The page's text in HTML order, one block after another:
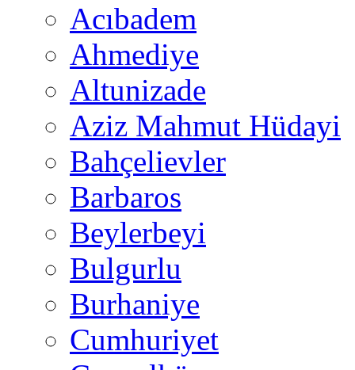
Acıbadem
Ahmediye
Altunizade
Aziz Mahmut Hüdayi
Bahçelievler
Barbaros
Beylerbeyi
Bulgurlu
Burhaniye
Cumhuriyet